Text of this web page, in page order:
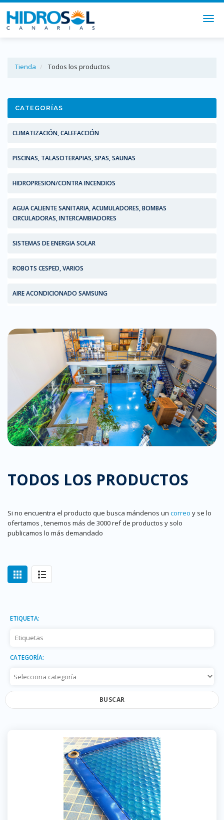
Tienda Todos los productos
CATEGORÍAS
CLIMATIZACIÓN, CALEFACCIÓN
PISCINAS, TALASOTERAPIAS, SPAS, SAUNAS
HIDROPRESION/CONTRA INCENDIOS
AGUA CALIENTE SANITARIA, ACUMULADORES, BOMBAS
CIRCULADORAS, INTERCAMBIADORES
SISTEMAS DE ENERGIA SOLAR
ROBOTS CESPED, VARIOS
AIRE ACONDICIONADO SAMSUNG
TODOS LOS PRODUCTOS
Si no encuentra el producto que busca mándenos un correo y se lo
ofertamos , tenemos más de 3000 ref de productos y solo
publicamos lo más demandado
ETIQUETA:
CATEGORÍA:
BUSCAR